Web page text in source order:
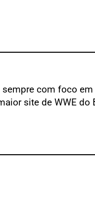
sempre com foco
site de WWE do